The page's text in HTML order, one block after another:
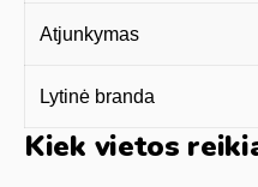
Atjunkymas
Lytinė branda
Kiek vietos